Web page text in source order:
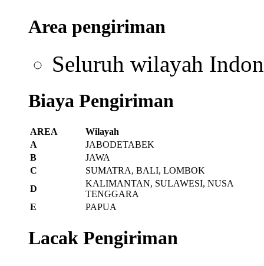
Area pengiriman
Seluruh wilayah
Biaya Pengiriman
AREA
Wilayah
A
JABODETABEK
B
JAWA
C
SUMATRA, BALI, LOMBOK
D
KALIMANTAN, SULAWESI, NUSA
TENGGARA
E
PAPUA
Lacak Pengiriman